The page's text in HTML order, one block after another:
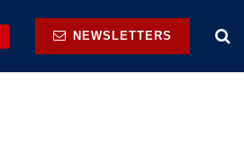
NEWSLETTERS